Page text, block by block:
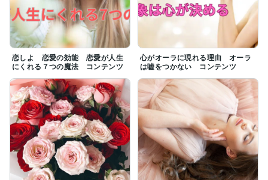
恋しよ 恋愛の効能 恋愛が人生
にくれる７つの魔法 コンテンツ
心がオーラに現れる理由 オーラ
は嘘をつかない コンテンツ